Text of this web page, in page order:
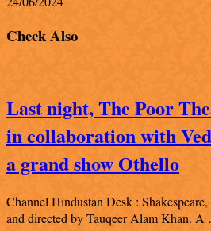
Check Also
Last night, The Poor
in collaboration with
a grand show Othello
Channel Hindustan Desk :
and directed by Tauqeer Alam Khan.